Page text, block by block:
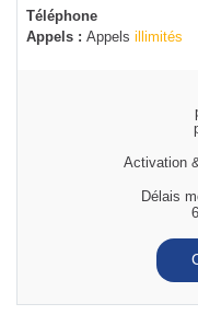
Téléphone
Appels : Appels illimités
Activation
Délais